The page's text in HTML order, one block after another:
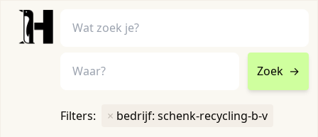
Zoek →
Filters: × bedrijf: schenk-recycling-b-v